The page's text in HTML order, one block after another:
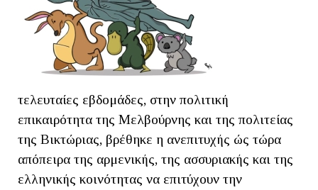
τελευταίες εβδομάδες, στην πολιτική
επικαιρότητα της Μελβούρνης και της πολιτείας
της Βικτώριας, βρέθηκε η ανεπιτυχής ώς τώρα
απόπειρα της αρμενικής, της ασσυριακής και της
ελληνικής κοινότητας να επιτύχουν την